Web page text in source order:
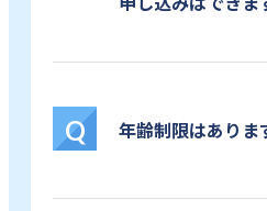
Q 年齢制限はありま